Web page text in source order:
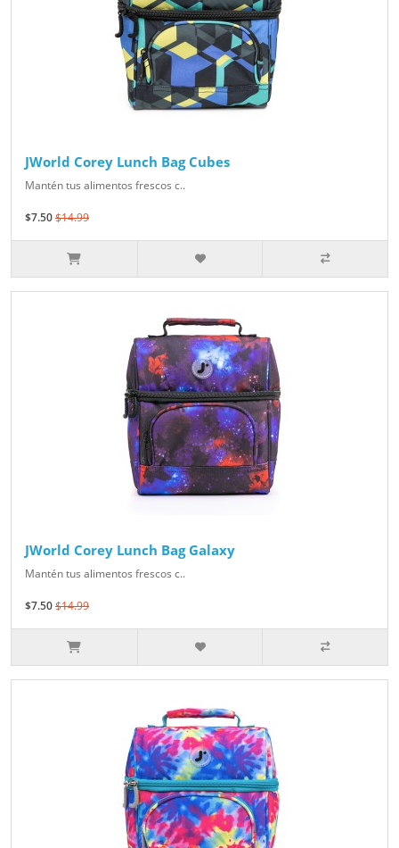
JWorld Corey Lunch Bag Cubes
Mantén tus alimentos frescos c..
$7.50$14.99
JWorld Corey Lunch Bag Galaxy
Mantén tus alimentos frescos c..
$7.50$14.99